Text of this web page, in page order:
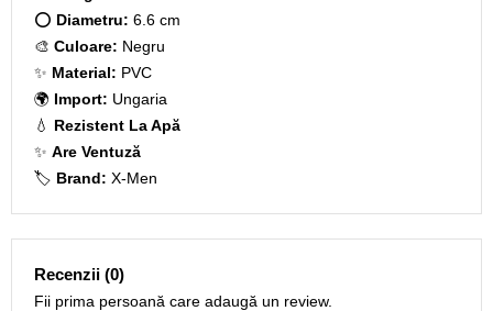
⭕ Diametru: 6.6 cm
🎨 Culoare: Negru
✨ Material: PVC
🌍 Import: Ungaria
💧 Rezistent La Apă
✨ Are Ventuză
🏷️ Brand: X-Men
Recenzii (0)
Fii prima persoană care adaugă un review.